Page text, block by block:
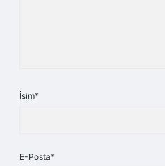
İsim*
E-Posta*